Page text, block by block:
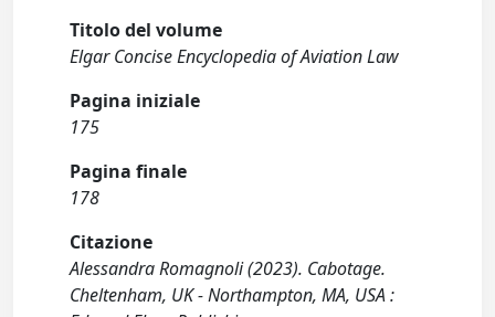
Titolo del volume
Elgar Concise Encyclopedia of Aviation Law
Pagina iniziale
175
Pagina finale
178
Citazione
Alessandra Romagnoli (2023). Cabotage.
Cheltenham, UK - Northampton, MA, USA :